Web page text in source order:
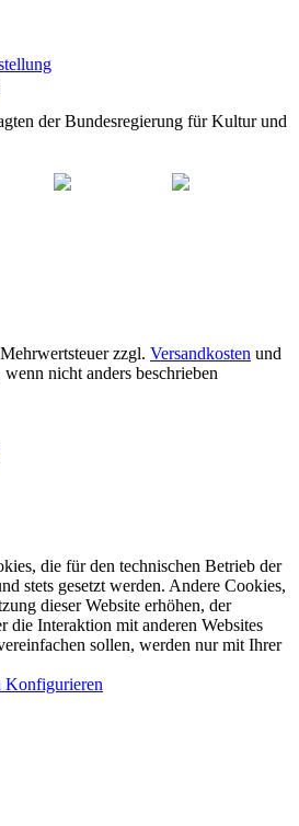
der Bundesregierung für Kultur und
zzgl. Versandkosten und
nicht anders beschrieben
die für den technischen Betrieb der
stets gesetzt werden. Andere Cookies,
dieser Website erhöhen, der
die Interaktion mit anderen Websites
sollen, werden nur mit Ihrer
Konfigurieren